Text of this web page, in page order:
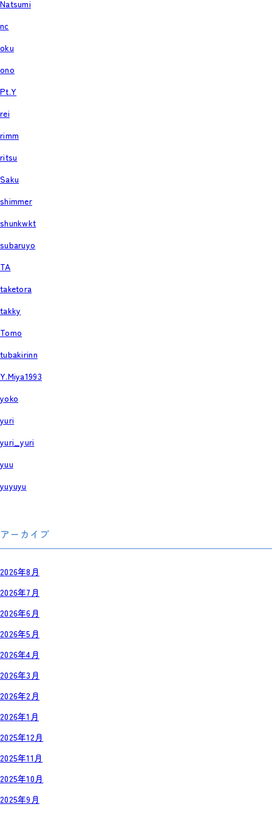
Natsumi
nc
oku
ono
Pt.Y
rei
rimm
ritsu
Saku
shimmer
shunkwkt
subaruyo
TA
taketora
takky
Tomo
tubakirinn
Y.Miya1993
yoko
yuri
yuri_yuri
yuu
yuyuyu
アーカイブ
2026年8月
2026年7月
2026年6月
2026年5月
2026年4月
2026年3月
2026年2月
2026年1月
2025年12月
2025年11月
2025年10月
2025年9月